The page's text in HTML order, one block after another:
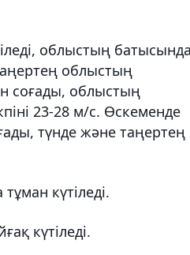
облыстың
облыстың
соғады, облыстың
23-28 м/с. Өскеменде
түнде және таңертең
күтіледі.
күтіледі.